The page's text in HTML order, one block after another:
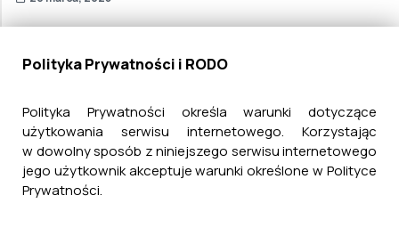
Miejscowe Plany Zagospodarowania
Przestrzennego
Polityka Prywatności i RODO
Polityka Prywatności określa warunki dotyczące
użytkowania serwisu internetowego. Korzystając
w dowolny sposób z niniejszego serwisu internetowego
jego użytkownik akceptuje warunki określone w Polityce
Prywatności.